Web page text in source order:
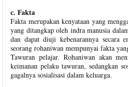
c. Fakta
Fakta merupakan kenyataan yang
yang ditangkap oleh indra manusia
dan dapat diuji kebenarannya secara
seorang rohaniwan mempunyai fakta
Tawuran pelajar. Rohaniwan akan
keimanan pelaku tawuran, sedangkan
gagalnya sosialisasi dalam keluarga.